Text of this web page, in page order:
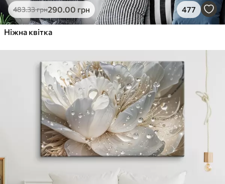
483.33грн290.00 грн 477
Ніжна квітка